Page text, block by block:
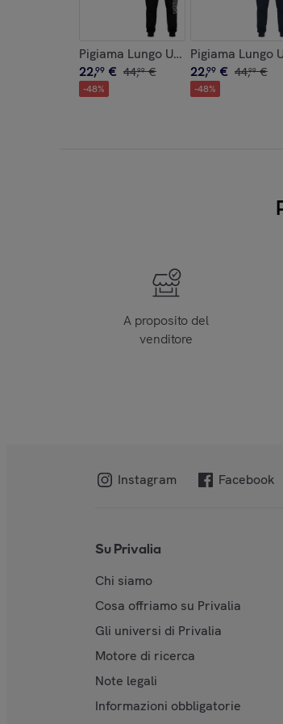
Pigiama Lungo Uomo KAPPA
22,99 € 44,99 €
-48%
Pigiama Lungo
22,99 € 44,99 €
-48%
A proposito del
venditore
Instagram Facebook
Su Privalia
Chi siamo
Cosa offriamo su Privalia
Gli universi di Privalia
Motore di ricerca
Note legali
Informazioni obbligatorie